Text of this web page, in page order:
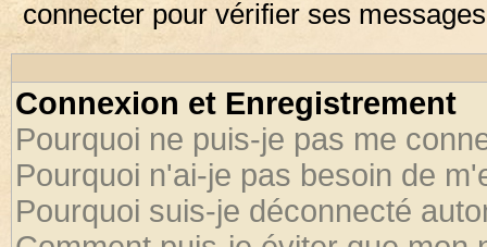
connecter pour vérifier ses
Connexion et Enregistrement
Pourquoi ne puis-je pas me
Pourquoi n'ai-je pas besoin de
Pourquoi suis-je déconnecté